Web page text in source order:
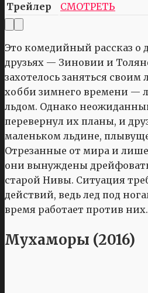
Трейлер
СМОТРЕТЬ
Это комедийный рассказ о
друзьях — Зиновии и
захотелось заняться
хобби зимнего времени —
льдом. Однако
перевернул их планы, и
маленьком льдине,
Отрезанные от мира и
они вынуждены
старой Нивы. Ситуация
действий, ведь лед под
время работает против
Мухаморы (2016)